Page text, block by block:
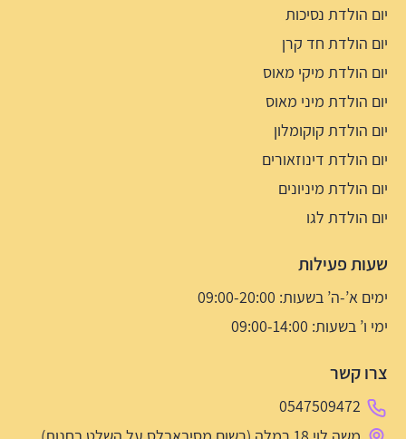
יום הולדת נסיכות
יום הולדת חד קרן
יום הולדת מיקי מאוס
יום הולדת מיני מאוס
יום הולדת קוקומלון
יום הולדת דינוזאורים
יום הולדת מיניונים
יום הולדת לגו
שעות פעילות
ימים א’-ה’ בשעות: 09:00-20:00
ימי ו’ בשעות: 09:00-14:00
צרו קשר
0547509472